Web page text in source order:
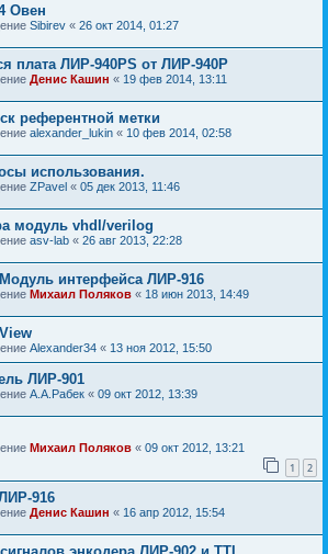
Овен
Sibirev « 26 окт 2014, 01:27
плата ЛИР-940PS от ЛИР-940P
Денис Кашин « 19 фев 2014, 13:11
референтной метки
alexander_lukin « 10 фев 2014, 02:58
использования.
ZPavel « 05 дек 2013, 11:46
модуль vhdl/verilog
asv-lab « 26 авг 2013, 22:28
интерфейса ЛИР-916
Михаил Поляков « 18 июн 2013, 14:49
Alexander34 « 13 ноя 2012, 15:50
ЛИР-901
А.А.Рабек « 09 окт 2012, 13:39
Михаил Поляков « 09 окт 2012, 13:21
1 2
916
Денис Кашин « 16 апр 2012, 15:54